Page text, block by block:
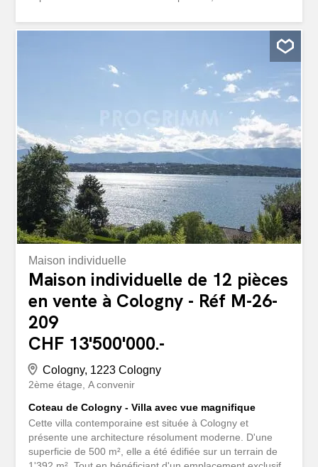
moderne flottant au-dessus du paysage verdoyant.
L’objet, développé sur deux niveaux, propose de grands
espaces de réception en enfilade, dont un impressionnant
double salon, un coin cheminée, une élégante salle à
manger ainsi qu’une superbe cuisine entièrement
équipée conçue comme un véritable espace de vie et de
convivialité. Les matériaux soigneusement choisis –
marbre, sur-mesure et finitions de qualité – renforcent le
caractère exclusif et raffiné de l’ensemble. L’espace nuit
propose quatre suites privatives élégantes, offrant
confort, intimité et de nombreux espaces de rangement.
Une belle terrasse avec vue dégagée sur le...
Maison individuelle
Maison individuelle de 12 pièces
en vente à Cologny - Réf M-26-
209
CHF 13'500'000.-
Cologny, 1223 Cologny
2ème étage A convenir
Coteau de Cologny - Villa avec vue magnifique
Cette villa contemporaine est située à Cologny et
présente une architecture résolument moderne. D'une
superficie de 500 m², elle a été édifiée sur un terrain de